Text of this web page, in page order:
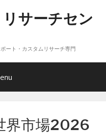
サーチセン
ート・カスタムリサーチ専門
界市場2026